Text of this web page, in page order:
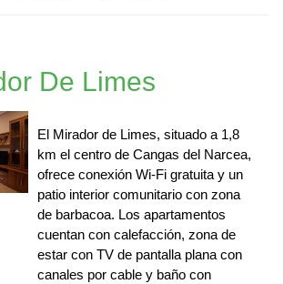
De Limes
El Mirador de Limes, situado a 1,8
km el centro de Cangas del Narcea,
ofrece conexión Wi-Fi gratuita y un
patio interior comunitario con zona
de barbacoa. Los apartamentos
cuentan con calefacción, zona de
estar con TV de pantalla plana con
canales por cable y baño con